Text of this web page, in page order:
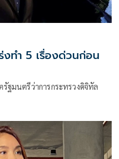
ทำ 5 เรื่องด่วนก่อน
มนตรีว่าการกระทรวงดิจิทัล